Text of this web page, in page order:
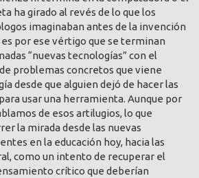
ha girado al revés de lo que los
imaginaban antes de la invención
por ese vértigo que se terminan
“nuevas tecnologías” con el
problemas concretos que viene
desde que alguien dejó de hacer las
usar una herramienta. Aunque por
de esos artilugios, lo que
la mirada desde las nuevas
en la educación hoy, hacia las
como un intento de recuperar el
crítico que deberían